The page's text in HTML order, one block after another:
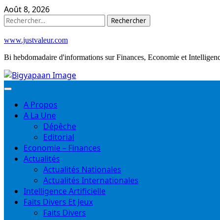
Skip
to
Août 8, 2026
Rechercher :
www.justvaleur.com
Bi hebdomadaire d'informations sur Finances, Economie et
A Propos
A La Une
Dépêche
Editorial
Economie – Finances
Actualités
Actualités Nationales
Actualités Internationales
Intelligence Artificielle
Faits Divers Et Jeux
Faits Divers